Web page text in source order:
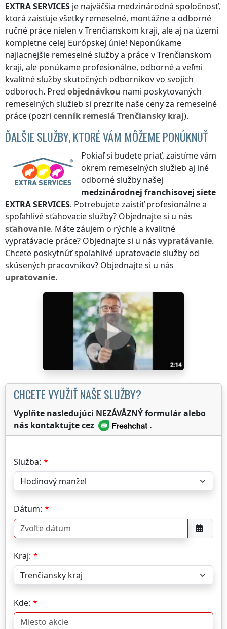
EXTRA SERVICES je najväčšia medzinárodná spoločnosť,
ktorá zaisťuje všetky remeselné, montážne a odborné
ručné práce nielen v Trenčianskom kraji, ale aj na území
kompletne celej Európskej únie! Neponúkame
najlacnejšie remeselné služby a prácev Trenčianskom
kraji, ale ponúkame profesionálne, odborné a veľmi
kvalitné služby skutočných odborníkov vo svojich
odboroch. Pred objednávkou nami poskytovaných
remeselných služieb si prezrite naše ceny za remeselné
práce (pozri cenník remeslá Trenčiansky kraj).
ĎALŠIE SLUŽBY, KTORÉ VÁM MÔŽEME PONÚKNUŤ
Pokiaľ si budete priať, zaistíme vám
okrem remeselných služieb aj iné
odborné služby našej
medzinárodnej franchisovej siete
EXTRA SERVICES. Potrebujete zaistiť profesionálne a
spoľahlivé sťahovacie služby? Objednajte si u nás
sťahovanie. Máte záujem o rýchle a kvalitné
vypratávacie práce? Objednajte si u nás vypratávanie.
Chcete poskytnúť spoľahlivé upratovacie služby od
skúsených pracovníkov? Objednajte si u nás
upratovanie.
CHCETE VYUŽIŤ NAŠE SLUŽBY?
Vyplňte nasledujúci NEZÁVÄZNÝ formulár alebo
nás kontaktujte cez
.
Služba:
Dátum:
Kraj:
Kde: